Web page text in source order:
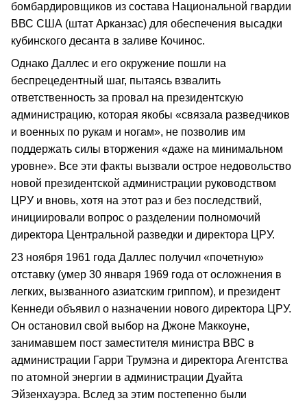
бомбардировщиков из состава Национальной гвардии
ВВС США (штат Арканзас) для обеспечения высадки
кубинского десанта в заливе Кочинос.
Однако Даллес и его окружение пошли на
беспрецедентный шаг, пытаясь взвалить
ответственность за провал на президентскую
администрацию, которая якобы «связала разведчиков
и военных по рукам и ногам», не позволив им
поддержать силы вторжения «даже на минимальном
уровне». Все эти факты вызвали острое недовольство
новой президентской администрации руководством
ЦРУ и вновь, хотя на этот раз и без последствий,
инициировали вопрос о разделении полномочий
директора Центральной разведки и директора ЦРУ.
23 ноября 1961 года Даллес получил «почетную»
отставку (умер 30 января 1969 года от осложнения в
легких, вызванного азиатским гриппом), и президент
Кеннеди объявил о назначении нового директора ЦРУ.
Он остановил свой выбор на Джоне Маккоуне,
занимавшем пост заместителя министра ВВС в
администрации Гарри Трумэна и директора Агентства
по атомной энергии в администрации Дуайта
Эйзенхауэра. Вслед за этим постепенно были